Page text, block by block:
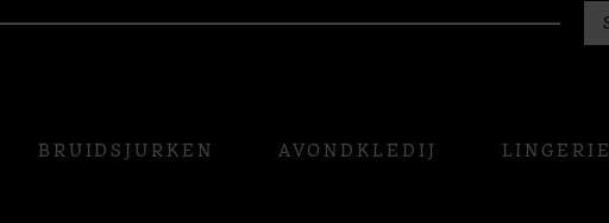
BRUIDSJURKEN AVONDKLEDIJ LINGERIE